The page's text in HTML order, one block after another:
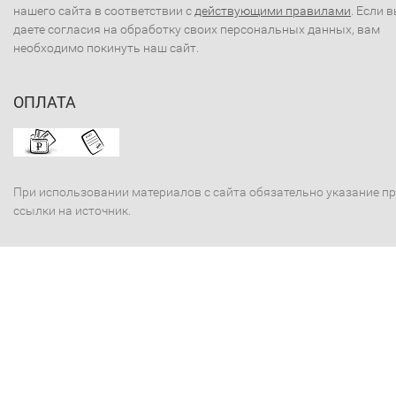
нашего сайта в соответствии с действующими правилами . Если
даете согласия на обработку своих персональных данных, вам
необходимо покинуть наш сайт.
ОПЛАТА
При использовании материалов с сайта обязательно указание
ссылки на источник.